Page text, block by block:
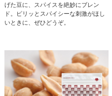
げた豆に、スパイスを絶妙にブレン
ド。ピリッとスパイシーな刺激がほし
いときに、ぜひどうぞ。